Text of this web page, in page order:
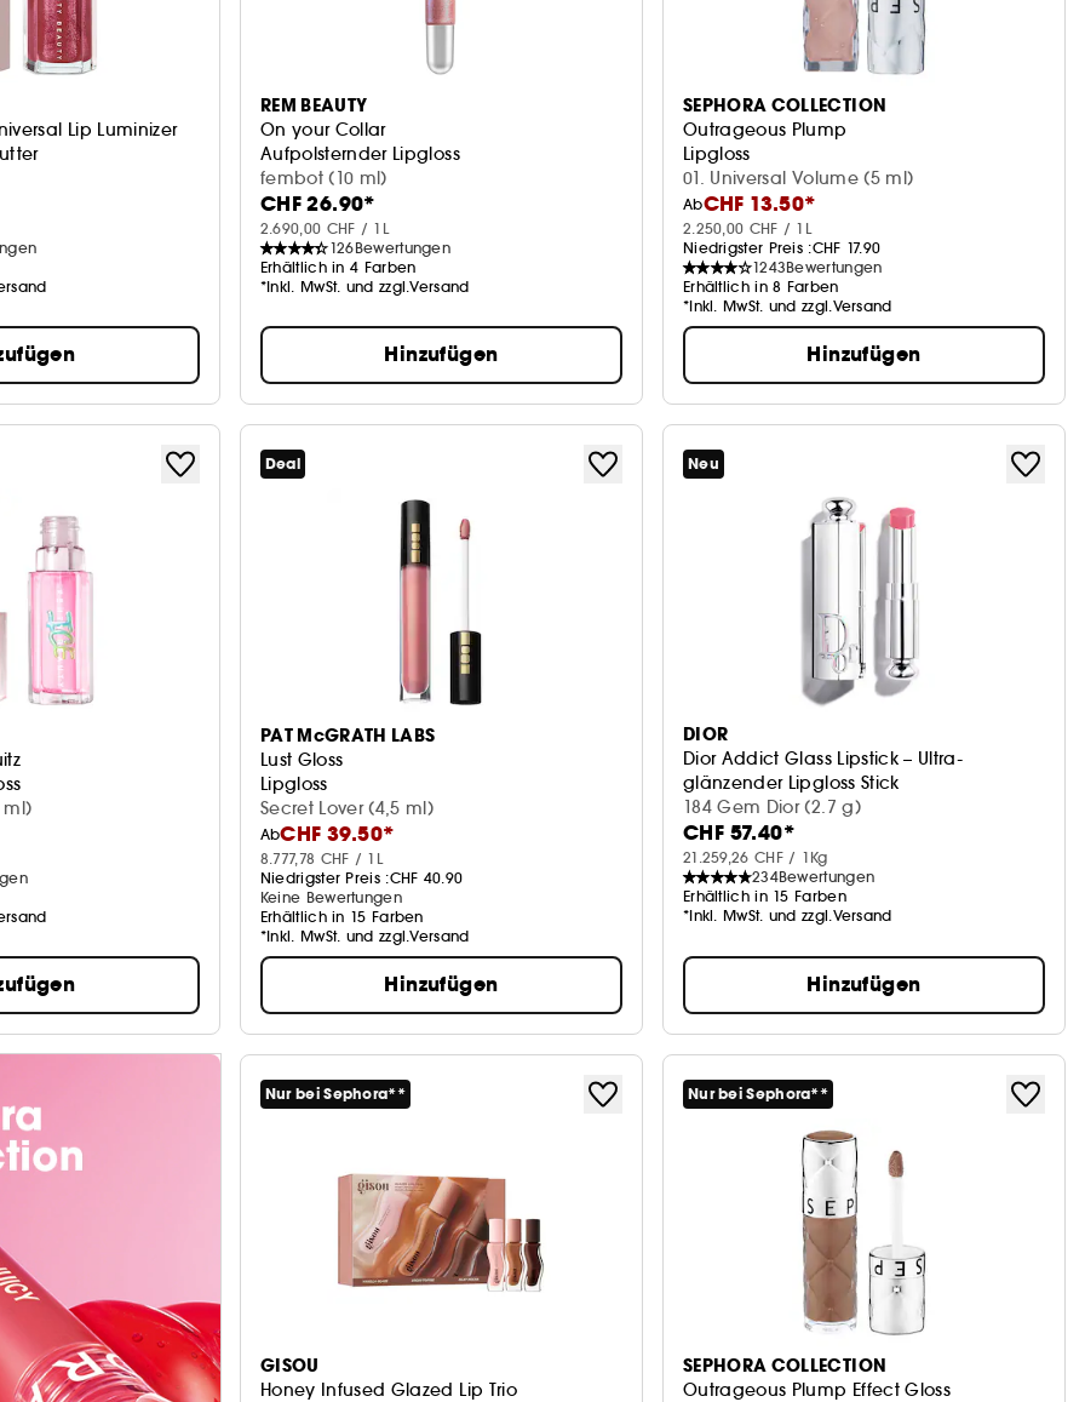
Lip Luminizer
REM BEAUTY
On your Collar
Aufpolsternder Lipgloss
fembot (10 ml)
CHF 26.90*
2.690,00 CHF / 1L
126Bewertungen
Erhältlich in 4 Farben
*Inkl. MwSt. und zzgl.Versand
Hinzufügen
SEPHORA COLLECTION
Outrageous Plump
Lipgloss
01. Universal Volume (5 ml)
AbCHF 13.50*
2.250,00 CHF / 1L
Niedrigster Preis :CHF 17.90
1243Bewertungen
Erhältlich in 8 Farben
*Inkl. MwSt. und zzgl.Versand
Hinzufügen
Deal
PAT McGRATH LABS
Lust Gloss
Lipgloss
Secret Lover (4,5 ml)
AbCHF 39.50*
8.777,78 CHF / 1L
Niedrigster Preis :CHF 40.90
Keine Bewertungen
Erhältlich in 15 Farben
*Inkl. MwSt. und zzgl.Versand
Hinzufügen
Neu
DIOR
Dior Addict Glass Lipstick – Ultra-
glänzender Lipgloss Stick
184 Gem Dior (2.7 g)
CHF 57.40*
21.259,26 CHF / 1Kg
234Bewertungen
Erhältlich in 15 Farben
*Inkl. MwSt. und zzgl.Versand
Hinzufügen
Nur bei Sephora**
GISOU
Honey Infused Glazed Lip Trio
Nur bei Sephora**
SEPHORA COLLECTION
Outrageous Plump Effect Gloss